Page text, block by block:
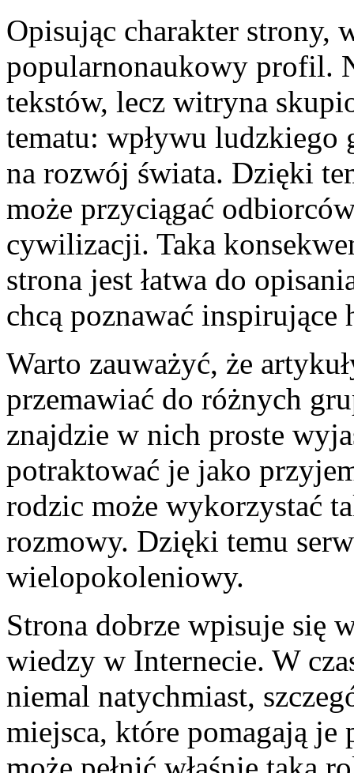
Opisując charakter strony,
popularnonaukowy profil.
tekstów, lecz witryna
tematu: wpływu
na rozwój świata. Dzięki
może przyciągać
cywilizacji. Taka
strona jest łatwa do
chcą poznawać inspirujące
Warto zauważyć, że
przemawiać do różnych
znajdzie w nich proste
potraktować je jako
rodzic może wykorzystać
rozmowy. Dzięki temu
wielopokoleniowy.
Strona dobrze wpisuje się
wiedzy w Internecie. W
niemal natychmiast,
miejsca, które pomagają je